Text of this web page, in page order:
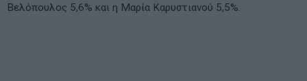
Βελόπουλος 5,6% και η Μαρία Καρυστιανού 5,5%.